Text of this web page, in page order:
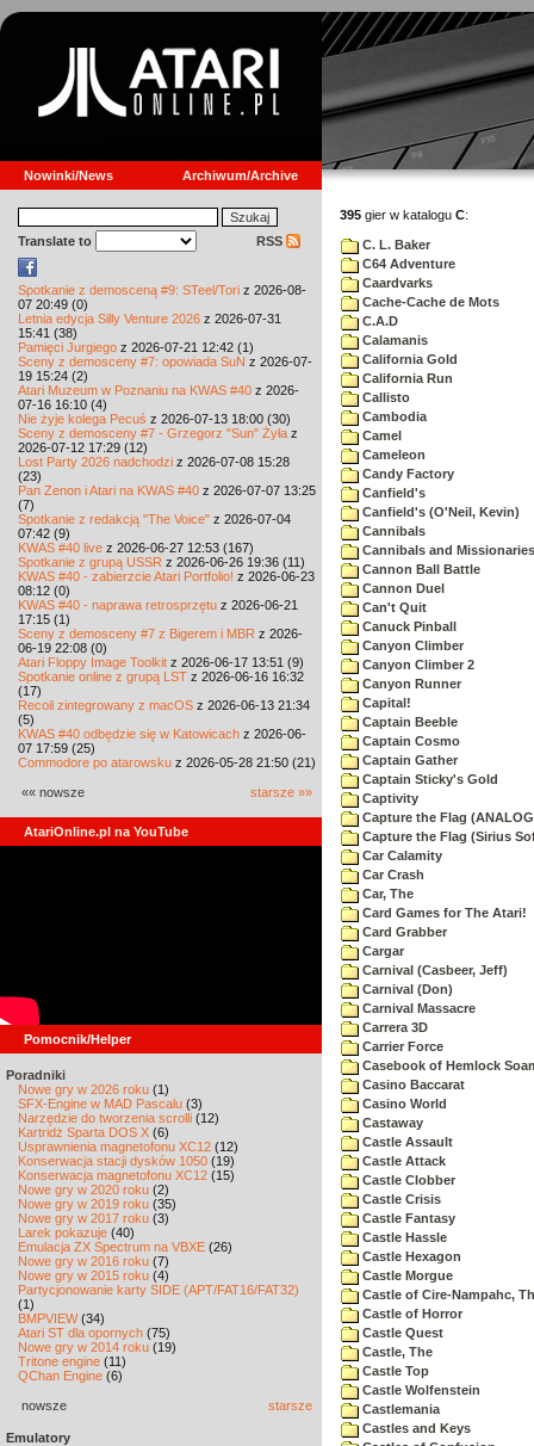
Nowinki/News Archiwum/Archive
Translate to RSS
Spotkanie z demosceną #9: STeel/Tori z 2026-08-
07 20:49 (0)
Letnia edycja Silly Venture 2026 z 2026-07-31
15:41 (38)
Pamięci Jurgiego z 2026-07-21 12:42 (1)
Sceny z demosceny #7: opowiada SuN z 2026-07-
19 15:24 (2)
Atari Muzeum w Poznaniu na KWAS #40 z 2026-
07-16 16:10 (4)
Nie żyje kolega Pecuś z 2026-07-13 18:00 (30)
Sceny z demosceny #7 - Grzegorz "Sun" Żyła z
2026-07-12 17:29 (12)
Lost Party 2026 nadchodzi z 2026-07-08 15:28
(23)
Pan Zenon i Atari na KWAS #40 z 2026-07-07 13:25
(7)
Spotkanie z redakcją "The Voice" z 2026-07-04
07:42 (9)
KWAS #40 live z 2026-06-27 12:53 (167)
Spotkanie z grupą USSR z 2026-06-26 19:36 (11)
KWAS #40 - zabierzcie Atari Portfolio! z 2026-06-23
08:12 (0)
KWAS #40 - naprawa retrosprzętu z 2026-06-21
17:15 (1)
Sceny z demosceny #7 z Bigerem i MBR z 2026-
06-19 22:08 (0)
Atari Floppy Image Toolkit z 2026-06-17 13:51 (9)
Spotkanie online z grupą LST z 2026-06-16 16:32
(17)
Recoil zintegrowany z macOS z 2026-06-13 21:34
(5)
KWAS #40 odbędzie się w Katowicach z 2026-06-
07 17:59 (25)
Commodore po atarowsku z 2026-05-28 21:50 (21)
«« nowsze starsze »»
AtariOnline.pl na YouTube
Pomocnik/Helper
Poradniki
Nowe gry w 2026 roku (1)
SFX-Engine w MAD Pascalu (3)
Narzędzie do tworzenia scrolli (12)
Kartridż Sparta DOS X (6)
Usprawnienia magnetofonu XC12 (12)
Konserwacja stacji dysków 1050 (19)
Konserwacja magnetofonu XC12 (15)
Nowe gry w 2020 roku (2)
Nowe gry w 2019 roku (35)
Nowe gry w 2017 roku (3)
Larek pokazuje (40)
Emulacja ZX Spectrum na VBXE (26)
Nowe gry w 2016 roku (7)
Nowe gry w 2015 roku (4)
Partycjonowanie karty SIDE (APT/FAT16/FAT32)
(1)
BMPVIEW(34)
Atari ST dla opornych (75)
Nowe gry w 2014 roku (19)
Tritone engine (11)
QChan Engine (6)
nowsze starsze
Emulatory
395 gier w katalogu C:
C. L. Baker
C64 Adventure
Caardvarks
Cache-Cache de Mots
C.A.D
Calamanis
California Gold
California Run
Callisto
Cambodia
Camel
Cameleon
Candy Factory
Canfield's
Canfield's (O'Neil, Kevin)
Cannibals
Cannibals and Missionaries
Cannon Ball Battle
Cannon Duel
Can't Quit
Canuck Pinball
Canyon Climber
Canyon Climber 2
Canyon Runner
Capital!
Captain Beeble
Captain Cosmo
Captain Gather
Captain Sticky's Gold
Captivity
Capture the Flag
Capture the Flag (Sirius
Car Calamity
Car Crash
Car, The
Card Games for The Atari!
Card Grabber
Cargar
Carnival (Casbeer, Jeff)
Carnival (Don)
Carnival Massacre
Carrera 3D
Carrier Force
Casebook of Hemlock
Casino Baccarat
Casino World
Castaway
Castle Assault
Castle Attack
Castle Clobber
Castle Crisis
Castle Fantasy
Castle Hassle
Castle Hexagon
Castle Morgue
Castle of Cire-Nampahc,
Castle of Horror
Castle Quest
Castle, The
Castle Top
Castle Wolfenstein
Castlemania
Castles and Keys